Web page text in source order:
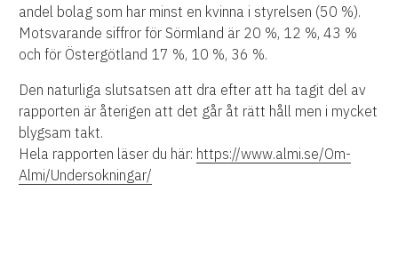
andel bolag som har minst en kvinna i styrelsen (50 %).
Motsvarande siffror för Sörmland är 20 %, 12 %, 43 %
och för Östergötland 17 %, 10 %, 36 %.
Den naturliga slutsatsen att dra efter att ha tagit del av
rapporten är återigen att det går åt rätt håll men i mycket
blygsam takt.
Hela rapporten läser du här: https://www.almi.se/Om-
Almi/Undersokningar/